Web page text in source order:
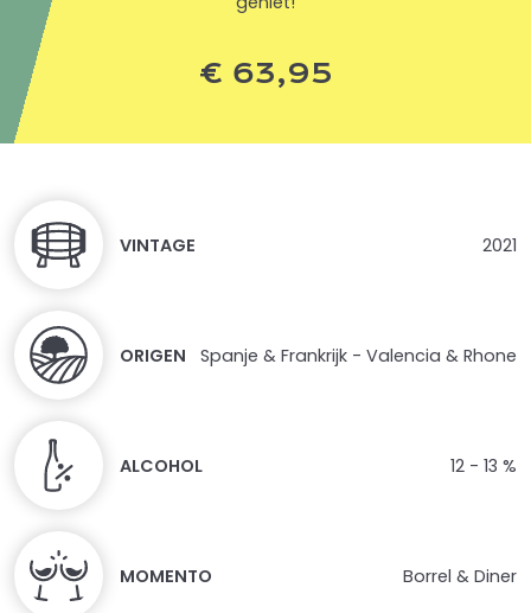
€ 63,95
VINTAGE 2021
ORIGEN Spanje & Frankrijk - Valencia & Rhone
ALCOHOL 12 - 13 %
MOMENTO Borrel & Diner